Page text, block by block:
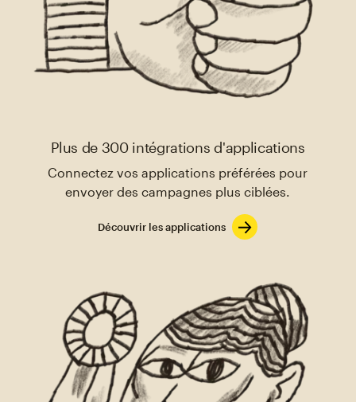
Plus de 300 intégrations d'applications
Connectez vos applications préférées pour
envoyer des campagnes plus ciblées.
Découvrir les applications